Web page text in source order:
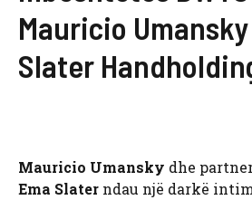
Mauricio
Slater
Mauricio Umansky dhe
Ema Slater ndau një darkë